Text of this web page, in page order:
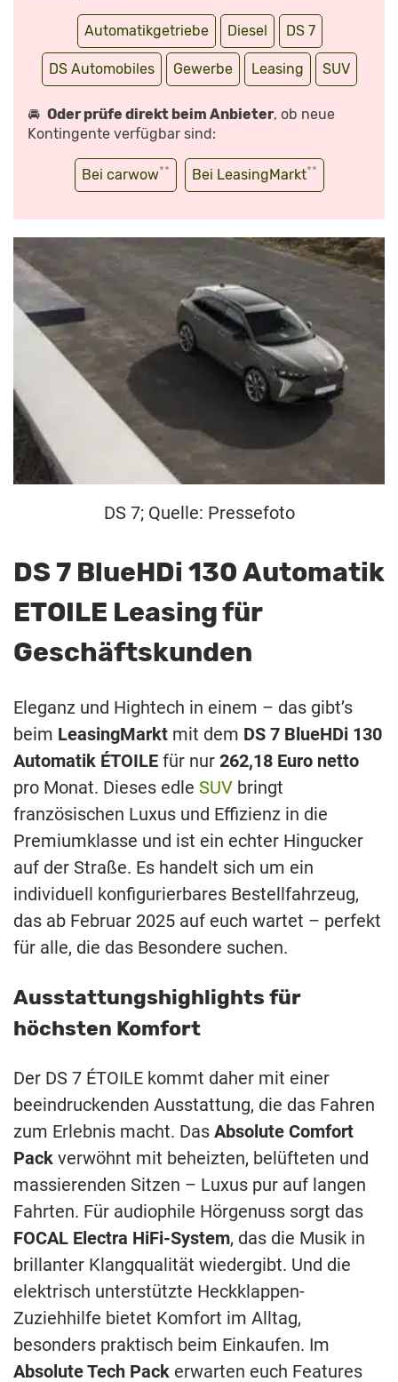
Automatikgetriebe Diesel DS 7
DS Automobiles Gewerbe Leasing SUV
🚘 Oder prüfe direkt beim Anbieter, ob neue
Kontingente verfügbar sind:
Bei carwow** Bei LeasingMarkt**
DS 7; Quelle: Pressefoto
DS 7 BlueHDi 130 Automatik
ETOILE Leasing für
Geschäftskunden
Eleganz und Hightech in einem – das gibt’s
beim LeasingMarkt mit dem DS 7 BlueHDi 130
Automatik ÉTOILE für nur 262,18 Euro netto
pro Monat. Dieses edle SUV bringt
französischen Luxus und Effizienz in die
Premiumklasse und ist ein echter Hingucker
auf der Straße. Es handelt sich um ein
individuell konfigurierbares Bestellfahrzeug,
das ab Februar 2025 auf euch wartet – perfekt
für alle, die das Besondere suchen.
Ausstattungshighlights für
höchsten Komfort
Der DS 7 ÉTOILE kommt daher mit einer
beeindruckenden Ausstattung, die das Fahren
zum Erlebnis macht. Das Absolute Comfort
Pack verwöhnt mit beheizten, belüfteten und
massierenden Sitzen – Luxus pur auf langen
Fahrten. Für audiophile Hörgenuss sorgt das
FOCAL Electra HiFi-System, das die Musik in
brillanter Klangqualität wiedergibt. Und die
elektrisch unterstützte Heckklappen-
Zuziehhilfe bietet Komfort im Alltag,
besonders praktisch beim Einkaufen. Im
Absolute Tech Pack erwarten euch Features